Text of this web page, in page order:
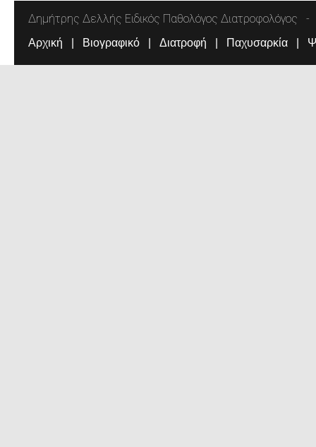
Δημήτρης Δελλής Ειδικός Παθολόγος Διατροφολόγος
Αρχική Βιογραφικό Διατροφή Παχυσαρκία